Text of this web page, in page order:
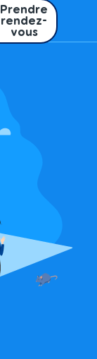
Prendre
rendez-
vous